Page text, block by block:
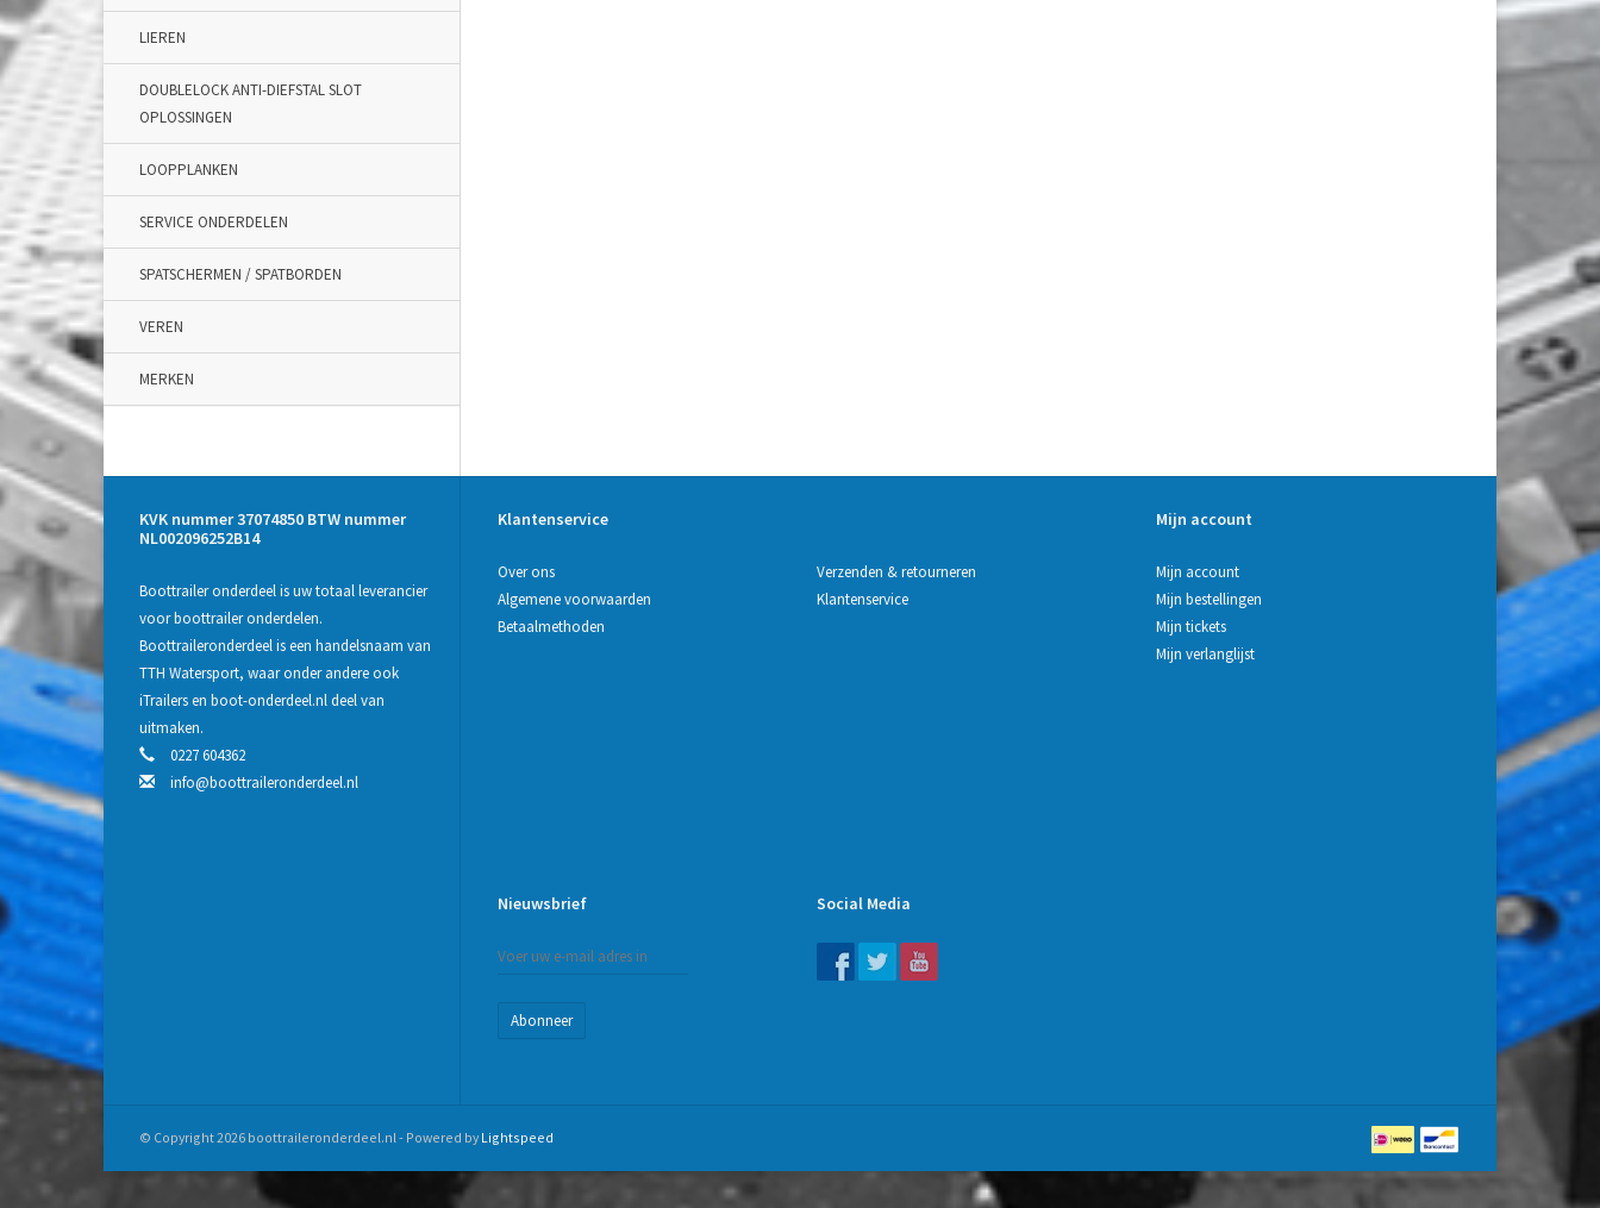
LIEREN
DOUBLELOCK ANTI-DIEFSTAL SLOT
OPLOSSINGEN
LOOPPLANKEN
SERVICE ONDERDELEN
SPATSCHERMEN / SPATBORDEN
VEREN
MERKEN
KVK nummer 37074850 BTW nummer
NL002096252B14
Boottrailer onderdeel is uw totaal leverancier
voor boottrailer onderdelen.
Boottraileronderdeel is een handelsnaam van
TTH Watersport, waar onder andere ook
iTrailers en boot-onderdeel.nl deel van
uitmaken.
0227 604362
info@boottraileronderdeel.nl
Klantenservice
Over ons
Algemene voorwaarden
Betaalmethoden
Verzenden & retourneren
Klantenservice
Mijn account
Mijn account
Mijn bestellingen
Mijn tickets
Mijn verlanglijst
Nieuwsbrief
Abonneer
Social Media
© Copyright 2026 boottraileronderdeel.nl - Powered byLightspeed